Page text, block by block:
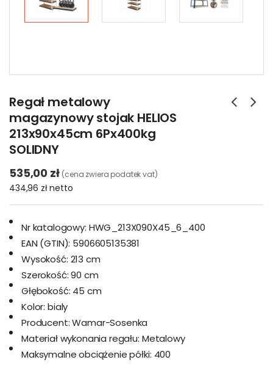
Regał metalowy
magazynowy stojak HELIOS
213x90x45cm 6Px400kg
SOLIDNY
535,00 zł (cena zwiera podatek vat)
434,96 złnetto
Nr katalogowy: HWG_213X090X45_6_400
EAN (GTIN): 5906605135381
Wysokość: 213 cm
Szerokość: 90 cm
Głębokość: 45 cm
Kolor: bialy
Producent: Wamar-Sosenka
Materiał wykonania regału: Metalowy
Maksymalne obciążenie półki: 400